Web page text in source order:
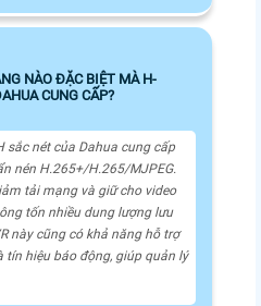
NÀO ĐẶC BIỆT MÀ H-
CUNG CẤP?
sắc nét của Dahua cung cấp
nén H.265+/H.265/MJPEG.
tải mạng và giữ cho video
tốn nhiều dung lượng lưu
này cũng có khả năng hỗ trợ
tín hiệu báo động, giúp quản lý